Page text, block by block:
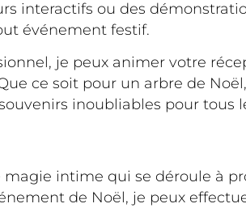
interactifs ou des
événement festif.
je peux animer votre
ce soit pour un arbre de
inoubliables pour tous
magie intime qui se déroule à
de Noël, je peux